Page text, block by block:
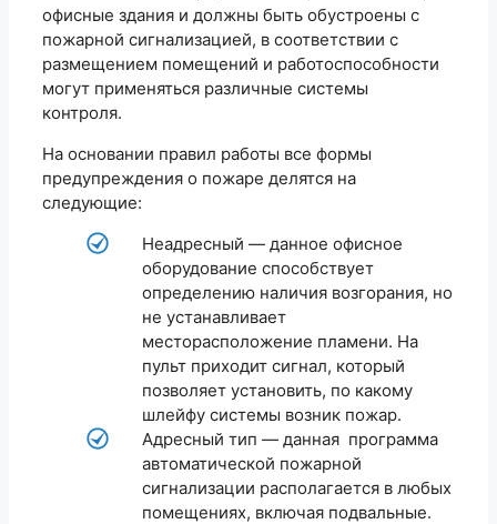
офисные здания и должны быть обустроены с
пожарной сигнализацией, в соответствии с
размещением помещений и работоспособности
могут применяться различные системы
контроля.
На основании правил работы все формы
предупреждения о пожаре делятся на
следующие:
Неадресный — данное офисное
оборудование способствует
определению наличия возгорания, но
не устанавливает
месторасположение пламени. На
пульт приходит сигнал, который
позволяет установить, по какому
шлейфу системы возник пожар.
Адресный тип — данная программа
автоматической пожарной
сигнализации располагается в любых
помещениях, включая подвальные.